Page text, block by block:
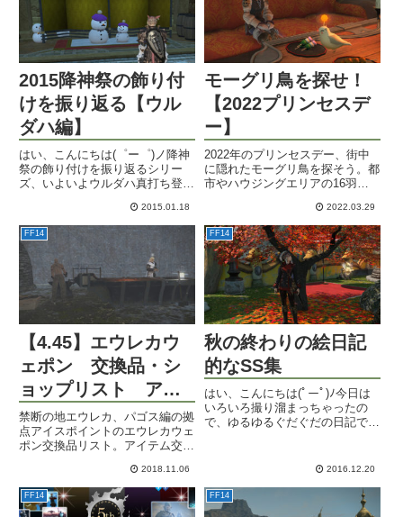
2015降神祭の飾り付
けを振り返る【ウル
ダハ編】
はい、こんにちは(゜ー゜)ノ降神
祭の飾り付けを振り返るシリー
ズ、いよいよウルダハ真打ち登
(・∀・)ノ新春かくし芸とおっさ
んファンタジーをお楽しみくださ
い。ウルダハの凧は街中の正月っ
て感じやなぁ。ロリッヒのとこ
ろ...
2015.01.18
モーグリ鳥を探せ！
【2022プリンセスデ
ー】
2022年のプリンセスデー、街中
に隠れたモーグリ鳥を探そう。都
市やハウジングエリアの16羽を
2022.03.29
FF14
【4.45】エウレカウ
ェポン 交換品・シ
ョップリスト アイ
スポイント【パゴ
ス】
禁断の地エウレカ、パゴス編の拠
点アイスポイントのエウレカウェ
ポン交換品リスト。アイテム交
2018.11.06
FF14
秋の終わりの絵日記
的なSS集
はい、こんにちは(ﾟーﾟ)ﾉ今日は
いろいろ撮り溜まっちゃったの
で、ゆるゆるぐだぐだの日記で
優しさ。ミニオンまで出す周到
ュア。小さいけどねｗアクアポリ
ス...
2016.12.20
FF14 FF14